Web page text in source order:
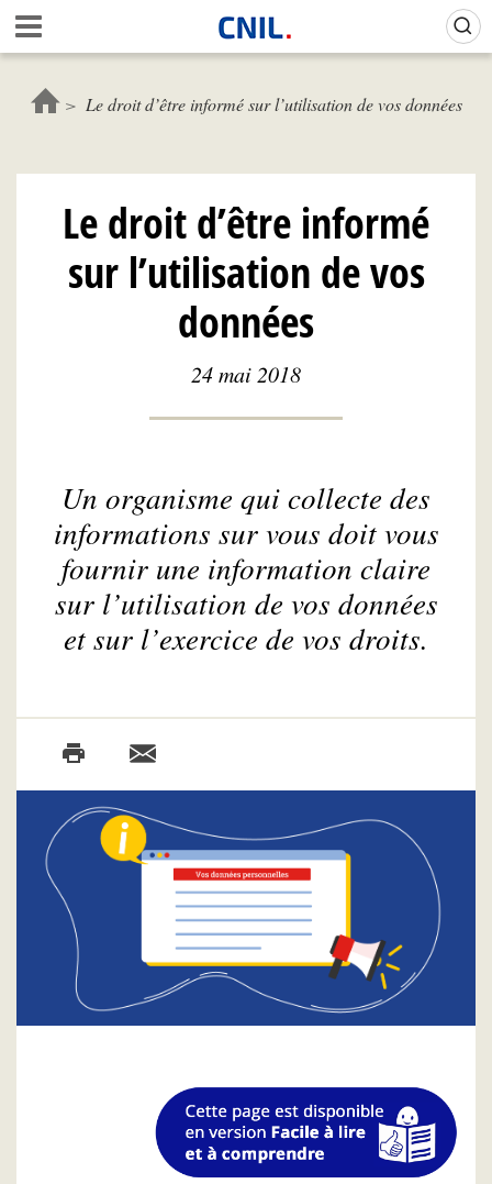
Aller
au
contenu
principal
c
u
l
C
N
I
L
Le droit d’être informé sur l’utilisation de vos données
Le droit d’être informé
sur l’utilisation de vos
données
24 mai 2018
Un organisme qui collecte des
informations sur vous doit vous
fournir une information claire
sur l’utilisation de vos données
et sur l’exercice de vos droits.
Gestion de vos préférences sur les cookies (témoins de connexion)